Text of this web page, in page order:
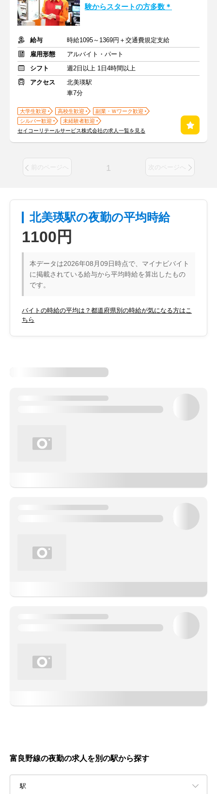
験からスタートの方多数＊
給与
時給1095～1369円＋交通費規定支給
雇用形態
アルバイト・パート
シフト
週2日以上 1日4時間以上
アクセス
北美瑛駅
車7分
大学生歓迎 高校生歓迎
副業・Ｗワーク歓迎
シルバー歓迎
未経験者歓迎
セイコーリテールサービス株式会社の求人一覧を見る
前のページへ 1 次のページへ
北美瑛駅の夜勤の平均時給
1100円
本データは2026年08月09日時点で、マイナビバイト
に掲載されている給与から平均時給を算出したもの
です。
バイトの時給の平均は？都道府県別の時給が気になる方はこ
ちら
富良野線の夜勤の求人を別の駅から探す
駅